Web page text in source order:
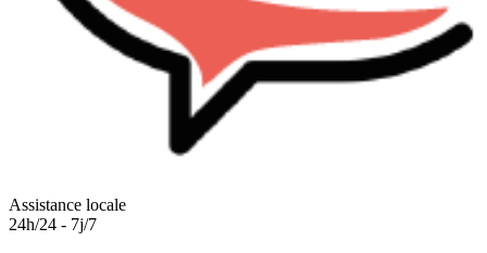
Assistance locale
24h/24 - 7j/7